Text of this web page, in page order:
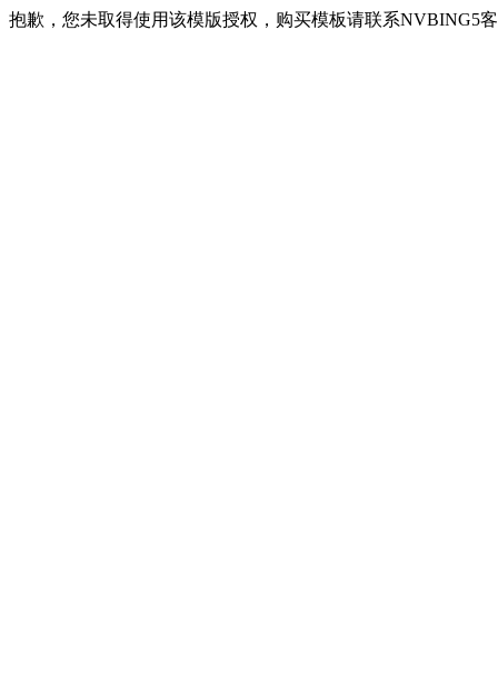
抱歉，您未取得使用该模版授权，购买模板请联系NVBING5客